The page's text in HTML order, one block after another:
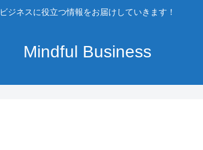
ビジネスに役立つ情報をお届けしていきます！
Mindful Business